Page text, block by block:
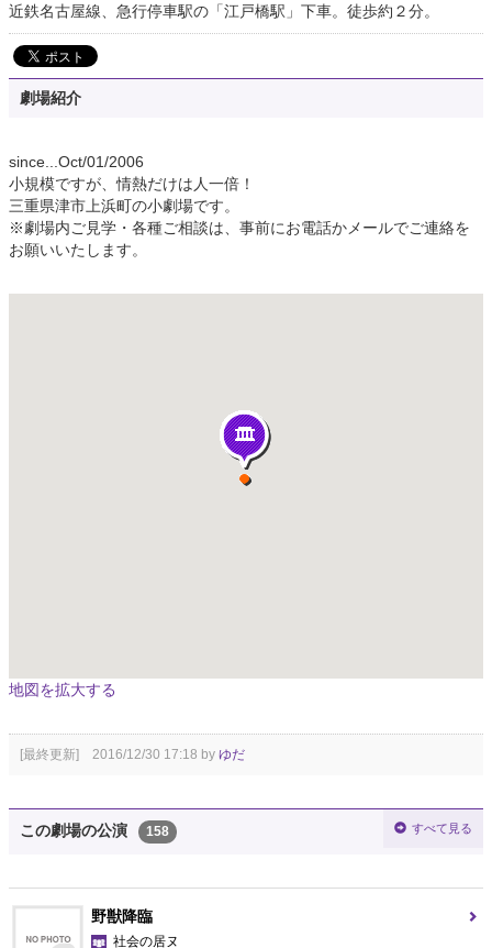
近鉄名古屋線、急行停車駅の「江戸橋駅」下車。徒歩約２分。
劇場紹介
since...Oct/01/2006
小規模ですが、情熱だけは人一倍！
三重県津市上浜町の小劇場です。
※劇場内ご見学・各種ご相談は、事前にお電話かメールでご連絡を
お願いいたします。
地図を拡大する
[最終更新] 2016/12/30 17:18 by ゆだ
この劇場の公演 158 すべて見る
野獣降臨
社会の居ヌ